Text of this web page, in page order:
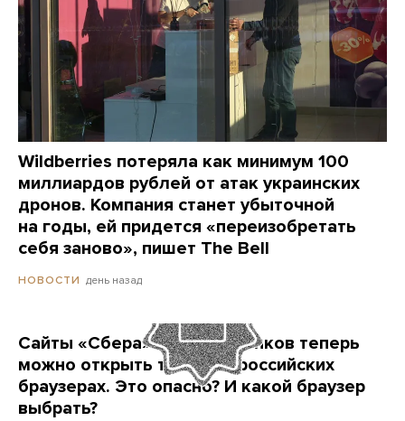
Wildberries потеряла как минимум 100
миллиардов рублей от атак украинских
дронов. Компания станет убыточной
на годы, ей придется «переизобретать
себя заново», пишет The Bell
НОВОСТИ день назад
Сайты «Сбера» и других банков теперь
можно открыть только в российских
браузерах. Это опасно? И какой браузер
выбрать?